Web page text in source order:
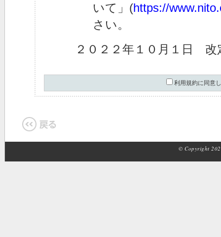
いて」(https://
さい。
２０２２年１０月１日 改
利用規約に同意
© Copyright